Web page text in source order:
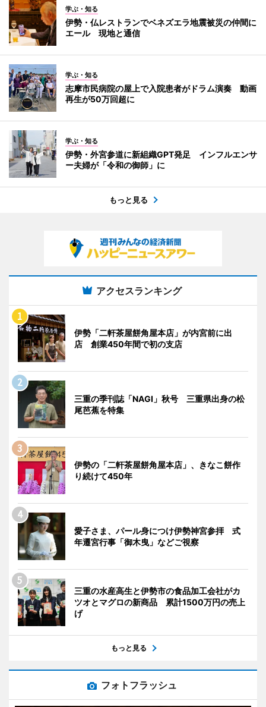
学ぶ・知る
伊勢・仏レストランでベネズエラ地震被災の仲間に
エール 現地と通信
学ぶ・知る
志摩市民病院の屋上で入院患者がドラム演奏 動画
再生が50万回超に
学ぶ・知る
伊勢・外宮参道に新組織GPT発足 インフルエンサ
ー夫婦が「令和の御師」に
もっと見る
アクセスランキング
伊勢「二軒茶屋餅角屋本店」が内宮前に出
店 創業450年間で初の支店
三重の季刊誌「NAGI」秋号 三重県出身の松
尾芭蕉を特集
伊勢の「二軒茶屋餅角屋本店」、きなこ餅作
り続けて450年
愛子さま、パール身につけ伊勢神宮参拝 式
年遷宮行事「御木曳」などご視察
三重の水産高生と伊勢市の食品加工会社がカ
ツオとマグロの新商品 累計1500万円の売上
げ
もっと見る
フォトフラッシュ